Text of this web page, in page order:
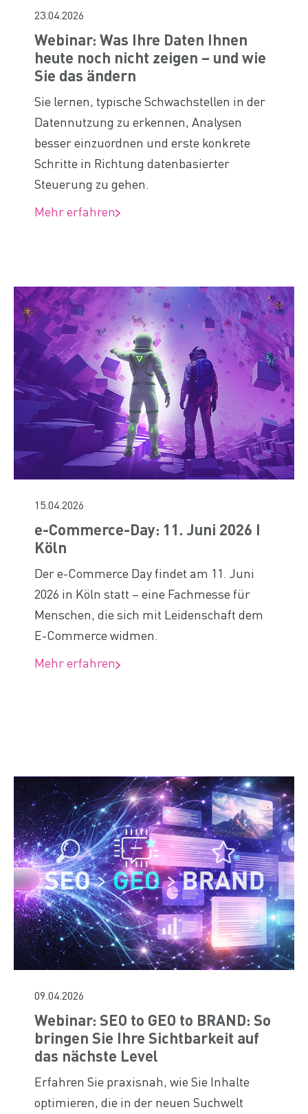
23.04.2026
Webinar: Was Ihre Daten Ihnen
heute noch nicht zeigen – und wie
Sie das ändern
Sie lernen, typische Schwachstellen in der
Datennutzung zu erkennen, Analysen
besser einzuordnen und erste konkrete
Schritte in Richtung datenbasierter
Steuerung zu gehen.
Mehr erfahren
15.04.2026
e-Commerce-Day: 11. Juni 2026 I
Köln
Der e-Commerce Day findet am 11. Juni
2026 in Köln statt – eine Fachmesse für
Menschen, die sich mit Leidenschaft dem
E-Commerce widmen.
Mehr erfahren
09.04.2026
Webinar: SEO to GEO to BRAND: So
bringen Sie Ihre Sichtbarkeit auf
das nächste Level
Erfahren Sie praxisnah, wie Sie Inhalte
optimieren, die in der neuen Suchwelt